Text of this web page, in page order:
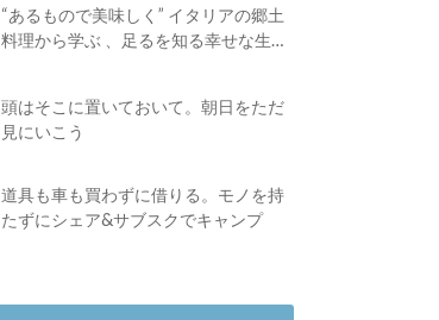
“あるもので美味しく” イタリアの郷土
料理から学ぶ 、足るを知る幸せな生き
頭はそこに置いておいて。朝日をただ
見にいこう
道具も車も買わずに借りる。モノを持
たずにシェア&サブスクでキャンプ